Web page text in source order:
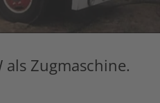
als Zugmaschine.